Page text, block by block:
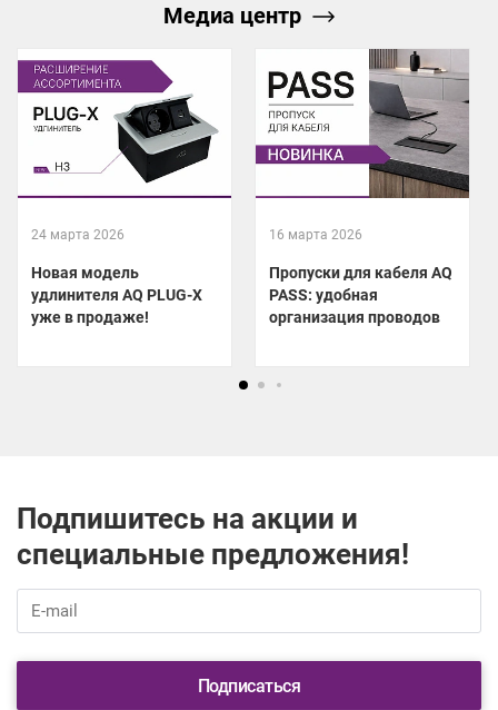
Медиа центр
24 марта 2026
Новая модель
удлинителя AQ PLUG-X
уже в продаже!
16 марта 2026
Пропуски для кабеля AQ
PASS: удобная
организация проводов
Подпишитесь на акции и
специальные предложения!
Подписаться